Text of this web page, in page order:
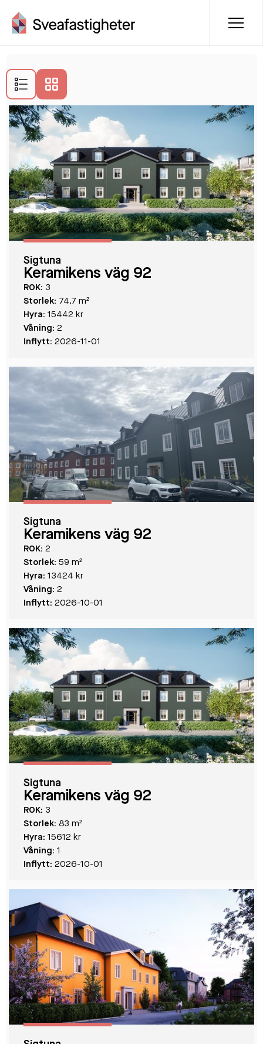
Lediga lägenheter i Sigtuna
Sigtuna
Keramikens väg 92
ROK: 3
Storlek: 74.7 m²
Hyra: 15442 kr
Våning: 2
Inflytt: 2026-11-01
Sigtuna
Keramikens väg 92
ROK: 2
Storlek: 59 m²
Hyra: 13424 kr
Våning: 2
Inflytt: 2026-10-01
Sigtuna
Keramikens väg 92
ROK: 3
Storlek: 83 m²
Hyra: 15612 kr
Våning: 1
Inflytt: 2026-10-01